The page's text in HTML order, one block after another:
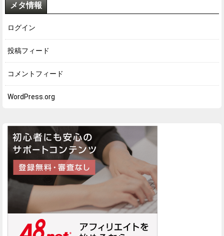
メタ情報
ログイン
投稿フィード
コメントフィード
WordPress.org